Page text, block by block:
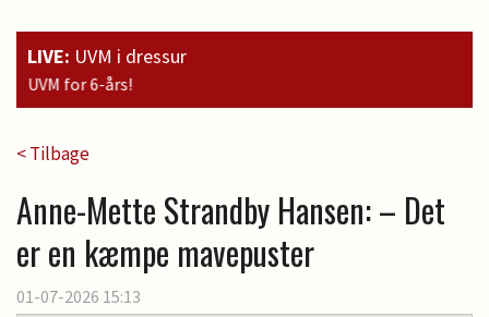
LIVE: UVM i dressur
< Tilbage
Anne-Mette Strandby Hansen: – Det
er en kæmpe mavepuster
01-07-2026 15:13